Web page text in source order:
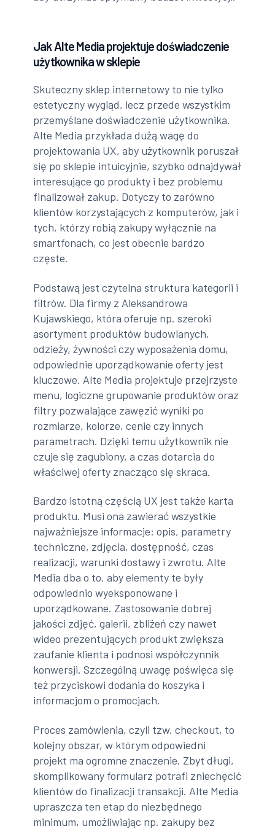
Jak Alte Media projektuje doświadczenie
użytkownika w sklepie
Skuteczny sklep internetowy to nie tylko
estetyczny wygląd, lecz przede wszystkim
przemyślane doświadczenie użytkownika.
Alte Media przykłada dużą wagę do
projektowania UX, aby użytkownik poruszał
się po sklepie intuicyjnie, szybko odnajdywał
interesujące go produkty i bez problemu
finalizował zakup. Dotyczy to zarówno
klientów korzystających z komputerów, jak i
tych, którzy robią zakupy wyłącznie na
smartfonach, co jest obecnie bardzo
częste.
Podstawą jest czytelna struktura kategorii i
filtrów. Dla firmy z Aleksandrowa
Kujawskiego, która oferuje np. szeroki
asortyment produktów budowlanych,
odzieży, żywności czy wyposażenia domu,
odpowiednie uporządkowanie oferty jest
kluczowe. Alte Media projektuje przejrzyste
menu, logiczne grupowanie produktów oraz
filtry pozwalające zawęzić wyniki po
rozmiarze, kolorze, cenie czy innych
parametrach. Dzięki temu użytkownik nie
czuje się zagubiony, a czas dotarcia do
właściwej oferty znacząco się skraca.
Bardzo istotną częścią UX jest także karta
produktu. Musi ona zawierać wszystkie
najważniejsze informacje: opis, parametry
techniczne, zdjęcia, dostępność, czas
realizacji, warunki dostawy i zwrotu. Alte
Media dba o to, aby elementy te były
odpowiednio wyeksponowane i
uporządkowane. Zastosowanie dobrej
jakości zdjęć, galerii, zbliżeń czy nawet
wideo prezentujących produkt zwiększa
zaufanie klienta i podnosi współczynnik
konwersji. Szczególną uwagę poświęca się
też przyciskowi dodania do koszyka i
informacjom o promocjach.
Proces zamówienia, czyli tzw. checkout, to
kolejny obszar, w którym odpowiedni
projekt ma ogromne znaczenie. Zbyt długi,
skomplikowany formularz potrafi zniechęcić
klientów do finalizacji transakcji. Alte Media
upraszcza ten etap do niezbędnego
minimum, umożliwiając np. zakupy bez